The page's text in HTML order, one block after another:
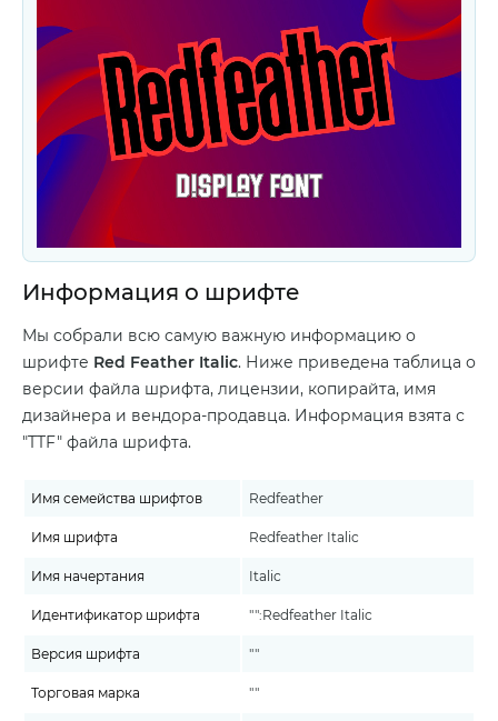
Информация о шрифте
Мы собрали всю самую важную информацию о
шрифте Red Feather Italic. Ниже приведена таблица о
версии файла шрифта, лицензии, копирайта, имя
дизайнера и вендора-продавца. Информация взята с
"TTF" файла шрифта.
Имя семейства шрифтов Redfeather
Имя шрифта Redfeather Italic
Имя начертания Italic
Идентификатор шрифта "":Redfeather Italic
Версия шрифта ""
Торговая марка ""